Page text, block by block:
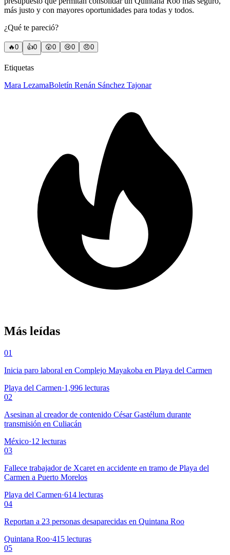
más justo y con mayores oportunidades para todas y todos.
¿Qué te pareció?
🔥0 👍0 😲0 😢0 😠0
Etiquetas
Mara LezamaBoletín Renán Sánchez Tajonar
Más leídas
01
Inicia paro laboral en Complejo Mayakoba en Playa del Carmen
Playa del Carmen·1,996 lecturas
02
Asesinan al creador de contenido César Gastélum durante
transmisión en Culiacán
México·12 lecturas
03
Fallece trabajador de Xcaret en accidente en tramo de Playa del
Carmen a Puerto Morelos
Playa del Carmen·614 lecturas
04
Reportan a 23 personas desaparecidas en Quintana Roo
Quintana Roo·415 lecturas
05